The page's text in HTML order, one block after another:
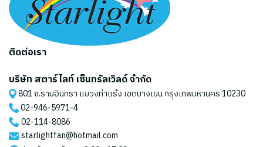
ติดต่อเรา
บริษัท สตาร์ไลท์ เซ็นทรัลเวิลด์ จำกัด
801 ถ.รามอินทรา แขวงท่าแร้ง เขตบางเขน กรุงเทพมหานคร 10230
02-946-5971-4
02-114-8086
starlightfan@hotmail.com